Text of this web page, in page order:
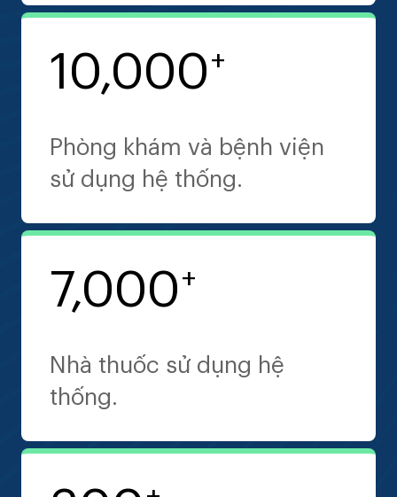
10,000+
Phòng khám và bệnh viện
sử dụng hệ thống.
7,000+
Nhà thuốc sử dụng hệ
thống.
10
Sản phẩm dược, mỹ phẩm
độc quyền.
34
tế (HL7, FHIR, DICOM, SS-
MIX2).
13
Chuyên gia đạt chuẩn
chứng chỉ Y Tế Số Nhật
2